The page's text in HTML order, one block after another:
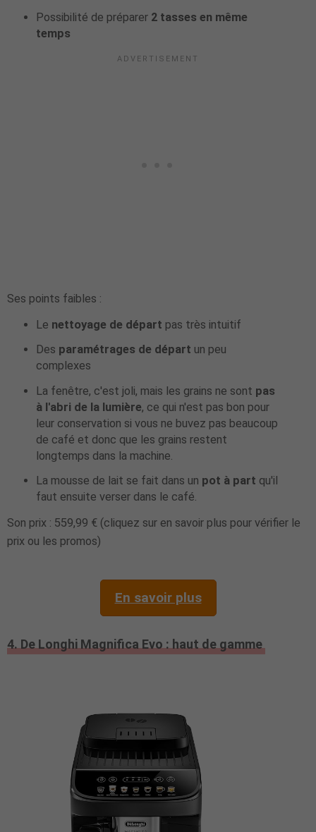
Possibilité de préparer 2 tasses en même
temps
Ses points faibles :
Le nettoyage de départ pas très intuitif
Des paramétrages de départ un peu
complexes
La fenêtre, c'est joli, mais les grains ne sont pas
à l'abri de la lumière, ce qui n'est pas bon pour
leur conservation si vous ne buvez pas beaucoup
de café et donc que les grains restent
longtemps dans la machine.
La mousse de lait se fait dans un pot à part qu'il
faut ensuite verser dans le café.
Son prix : 559,99 € (cliquez sur en savoir plus pour vérifier le
prix ou les promos)
En savoir plus
4. De Longhi Magnifica Evo : haut de gamme